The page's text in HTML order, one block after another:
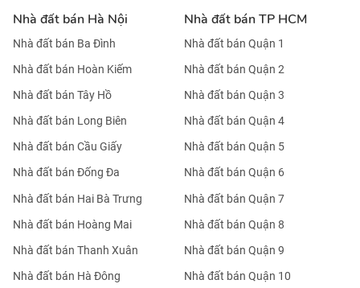
Nhà đất bán Hà Nội
Nhà đất bán Ba Đình
Nhà đất bán Hoàn Kiếm
Nhà đất bán Tây Hồ
Nhà đất bán Long Biên
Nhà đất bán Cầu Giấy
Nhà đất bán Đống Đa
Nhà đất bán Hai Bà Trưng
Nhà đất bán Hoàng Mai
Nhà đất bán Thanh Xuân
Nhà đất bán Hà Đông
Nhà đất bán TP HCM
Nhà đất bán Quận 1
Nhà đất bán Quận 2
Nhà đất bán Quận 3
Nhà đất bán Quận 4
Nhà đất bán Quận 5
Nhà đất bán Quận 6
Nhà đất bán Quận 7
Nhà đất bán Quận 8
Nhà đất bán Quận 9
Nhà đất bán Quận 10